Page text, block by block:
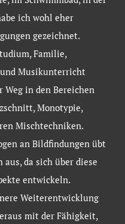
ich wohl eher
gezeichnet.
Familie,
Musikunterricht
in den Bereichen
Monotypie,
Mischtechniken.
an Bildfindungen übt
da sich über diese
entwickeln.
Weiterentwicklung
mit der Fähigkeit,